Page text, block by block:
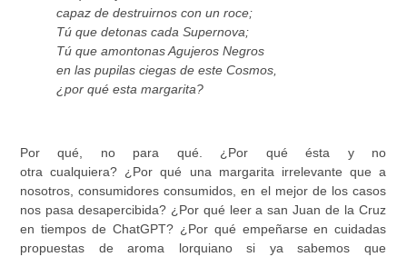
capaz de destruirnos con un roce;
Tú que detonas cada Supernova;
Tú que amontonas Agujeros Negros
en las pupilas ciegas de este Cosmos,
¿por qué esta margarita?
Por qué, no para qué. ¿Por qué ésta y no
otra cualquiera? ¿Por qué una margarita irrelevante que a
nosotros, consumidores consumidos, en el mejor de los casos
nos pasa desapercibida? ¿Por qué leer a san Juan de la Cruz
en tiempos de ChatGPT? ¿Por qué empeñarse en cuidadas
propuestas de aroma lorquiano si ya sabemos que